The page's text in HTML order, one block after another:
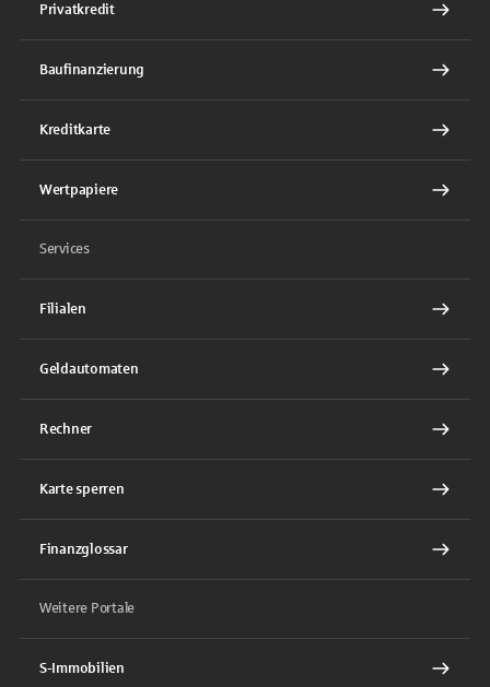
Privatkredit
Baufinanzierung
Kreditkarte
Wertpapiere
Services
Filialen
Geldautomaten
Rechner
Karte sperren
Finanzglossar
Weitere Portale
S-Immobilien